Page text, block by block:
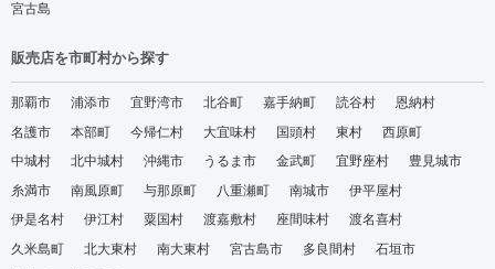
宮古島
販売店を市町村から探す
那覇市 浦添市 宜野湾市 北谷町 嘉手納町 読谷村
恩納村
名護市
本部町 今帰仁村 大宜味村 国頭村 東村
西原町
中城村
北中城村 沖縄市 うるま市 金武町 宜野座村
豊見城市
糸満市
南風原町 与那原町 八重瀬町 南城市
伊平屋村
伊是名村
伊江村 粟国村 渡嘉敷村 座間味村
渡名喜村
久米島町
北大東村 南大東村 宮古島市 多良間村
石垣市